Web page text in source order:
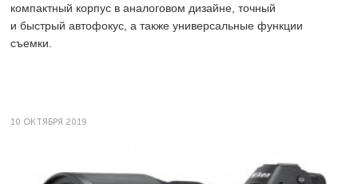
компактный корпус в аналоговом дизайне, точный
и быстрый автофокус, а также универсальные функции
съемки.
10 ОКТЯБРЯ 2019